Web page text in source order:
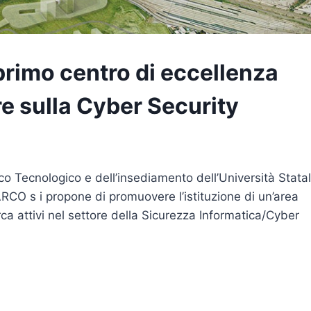
centro di eccellenza
sulla Cyber Security
Tecnologico e dell’insediamento dell’Università
s i propone di promuovere l’istituzione di un’area
attivi nel settore della Sicurezza Informatica/Cyber